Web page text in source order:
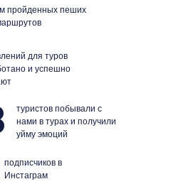
пройденных пеших
для туров
и успешно
туристов побывали с
нами в турах и получили
уйму эмоций
подписчиков в
Инстаграм